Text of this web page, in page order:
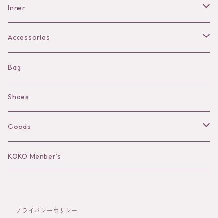
Pants
Inner
Bra
Shorts
Camisole
Long sleeve
Accessories
Necklace
Pierce/Earring
Ear Cuff
Bracelet／Bangle
Brooch
Bag
Shoes
Goods
Hat
Socks
KOKO Menber’s
プライバシーポリシー